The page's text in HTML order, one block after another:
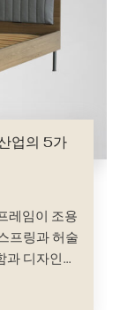
업의 5가
레임이 조용
프링과 허술
디자인을
을 위한 혁